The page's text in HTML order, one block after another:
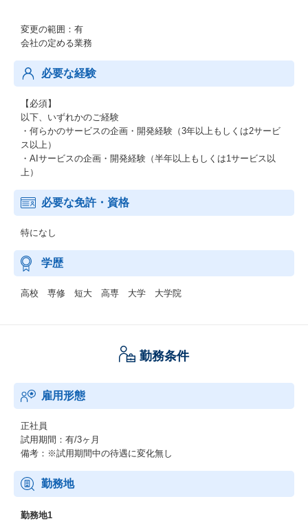
変更の範囲：有
会社の定める業務
必要な経験
【必須】
以下、いずれかのご経験
・何らかのサービスの企画・開発経験（3年以上もしくは2サービ
ス以上）
・AIサービスの企画・開発経験（半年以上もしくは1サービス以
上）
必要な免許・資格
特になし
学歴
高校 専修 短大 高専 大学 大学院
勤務条件
雇用形態
正社員
試用期間：有/3ヶ月
備考：※試用期間中の待遇に変化無し
勤務地
勤務地1